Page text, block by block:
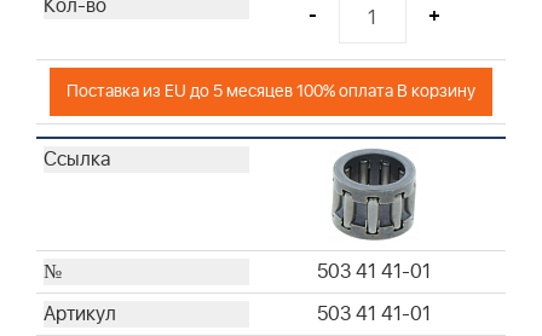
- +
Поставка из EU до 5 месяцев 100% оплата В корзину
503 41 41-01
503 41 41-01